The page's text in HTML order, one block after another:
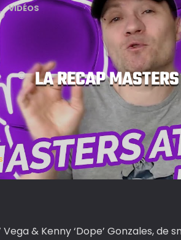
VIDÉOS
LA RECAP
Vega & Kenny ‘Dope’ Gonzales,